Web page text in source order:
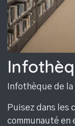
Infothèque de
Puisez dans les
communauté en